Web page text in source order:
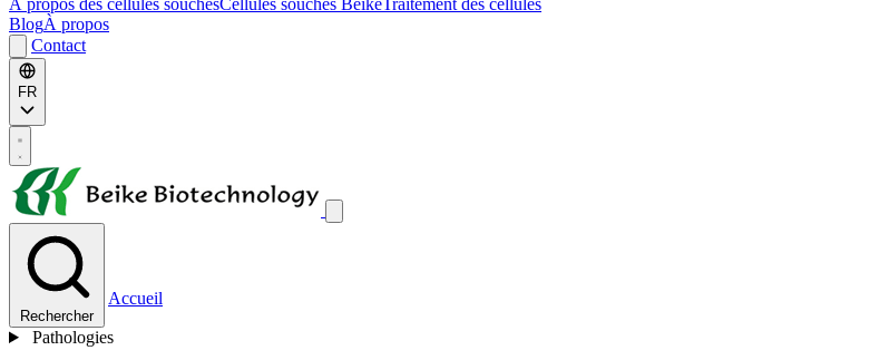
À propos des cellules souchesCellules souches BeikeTraitement des cellules
BlogÀ propos
Contact
FR
Rechercher
Accueil
Pathologies